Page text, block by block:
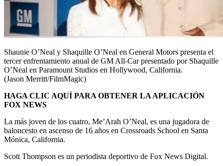
Shaunie O’Neal y Shaquille O’Neal en General Motors presenta el
tercer enfrentamiento anual de GM All-Car presentado por Shaquille
O’Neal en Paramount Studios en Hollywood, California.
(Jason Merritt/FilmMagic)
HAGA CLIC AQUÍ PARA OBTENER LA APLICACIÓN
FOX NEWS
La más joven de los cuatro, Me’Arah O’Neal, es una jugadora de
baloncesto en ascenso de 16 años en Crossroads School en Santa
Mónica, California.
Scott Thompson es un periodista deportivo de Fox News Digital.